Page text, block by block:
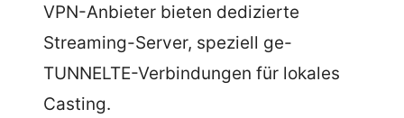
VPN-Anbieter bieten dedizierte
Streaming-Server, speziell ge-
TUNNELTE-Verbindungen für lokales
Casting.